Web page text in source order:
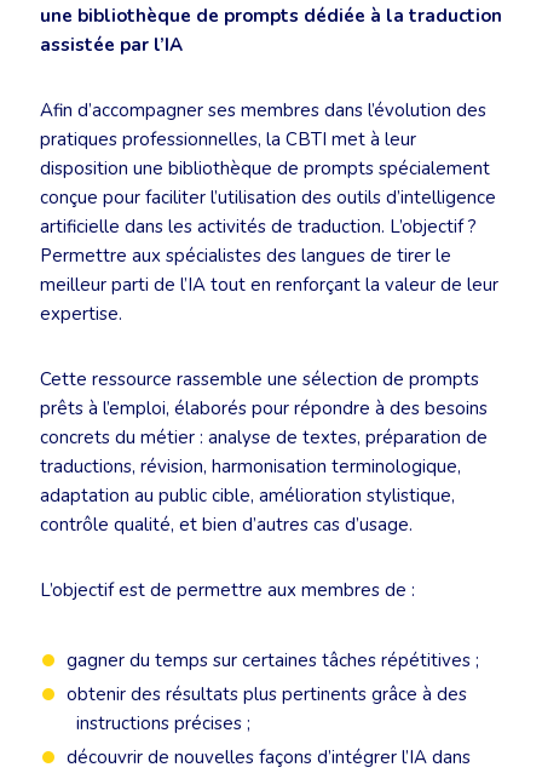
une bibliothèque de prompts dédiée à la traduction
assistée par l’IA
Afin d’accompagner ses membres dans l’évolution des
pratiques professionnelles, la CBTI met à leur
disposition une bibliothèque de prompts spécialement
conçue pour faciliter l’utilisation des outils d’intelligence
artificielle dans les activités de traduction. L’objectif ?
Permettre aux spécialistes des langues de tirer le
meilleur parti de l’IA tout en renforçant la valeur de leur
expertise.
Cette ressource rassemble une sélection de prompts
prêts à l’emploi, élaborés pour répondre à des besoins
concrets du métier : analyse de textes, préparation de
traductions, révision, harmonisation terminologique,
adaptation au public cible, amélioration stylistique,
contrôle qualité, et bien d’autres cas d’usage.
L’objectif est de permettre aux membres de :
gagner du temps sur certaines tâches répétitives ;
obtenir des résultats plus pertinents grâce à des
instructions précises ;
découvrir de nouvelles façons d’intégrer l’IA dans